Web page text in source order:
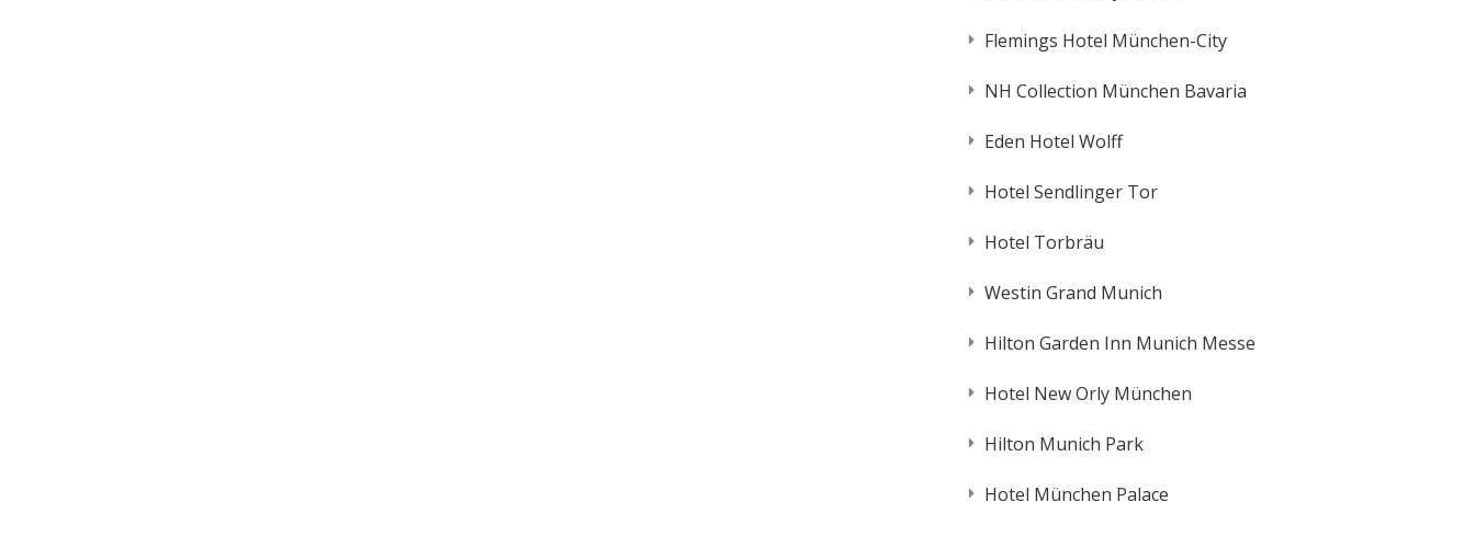
Flemings Hotel München-City
NH Collection München Bavaria
Eden Hotel Wolff
Hotel Sendlinger Tor
Hotel Torbräu
Westin Grand Munich
Hilton Garden Inn Munich Messe
Hotel New Orly München
Hilton Munich Park
Hotel München Palace